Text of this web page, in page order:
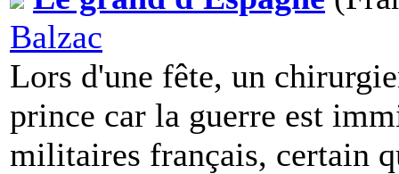
Balzac
Lors d'une fête, un
prince car la guerre est
militaires français, certain